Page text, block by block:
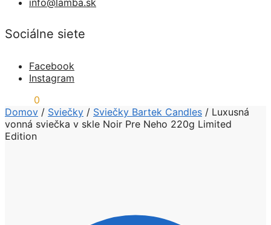
Sociálne siete
Facebook
Instagram
0
Domov / Sviečky / Sviečky Bartek Candles / Luxusná
vonná sviečka v skle Noir Pre Neho 220g Limited
Edition